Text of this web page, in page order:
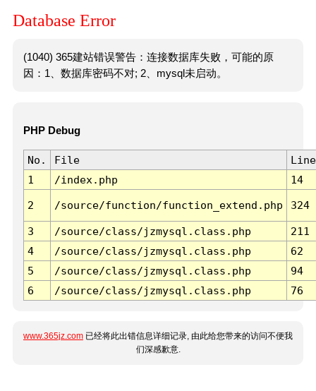
Database Error
(1040) 365建站错误警告：连接数据库失败，可能的原
因：1、数据库密码不对; 2、mysql未启动。
PHP Debug
No. File
Line
1
/index.php 14
2 /source/function/function_extend.php 324
3 /source/class/jzmysql.class.php
211
4
/source/class/jzmysql.class.php
62
5
/source/class/jzmysql.class.php
94
6
/source/class/jzmysql.class.php 76
www.365jz.com 已经将此出错信息详细记录, 由此给您带来的访问不便我
们深感歉意.